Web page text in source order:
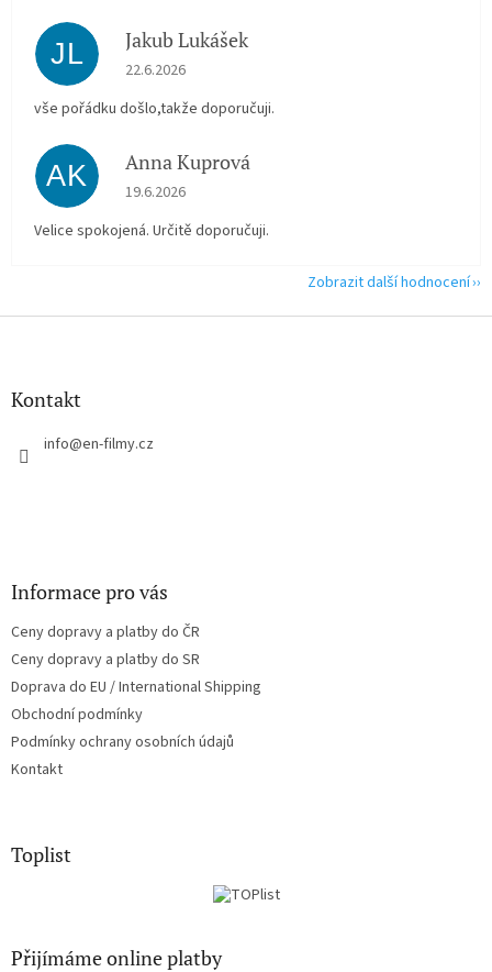
JL Jakub Lukášek
Hodnocení obchodu je 5 z 5 hvězdiček.
22.6.2026
vše pořádku došlo,takže doporučuji.
AK Anna Kuprová
Hodnocení obchodu je 5 z 5 hvězdiček.
19.6.2026
Velice spokojená. Určitě doporučuji.
Zobrazit další hodnocení
Z
Kontakt
info@en-filmy.cz
Informace pro vás
Ceny dopravy a platby do ČR
Ceny dopravy a platby do SR
Doprava do EU / International Shipping
Obchodní podmínky
Podmínky ochrany osobních údajů
Kontakt
Toplist
Přijímáme online platby